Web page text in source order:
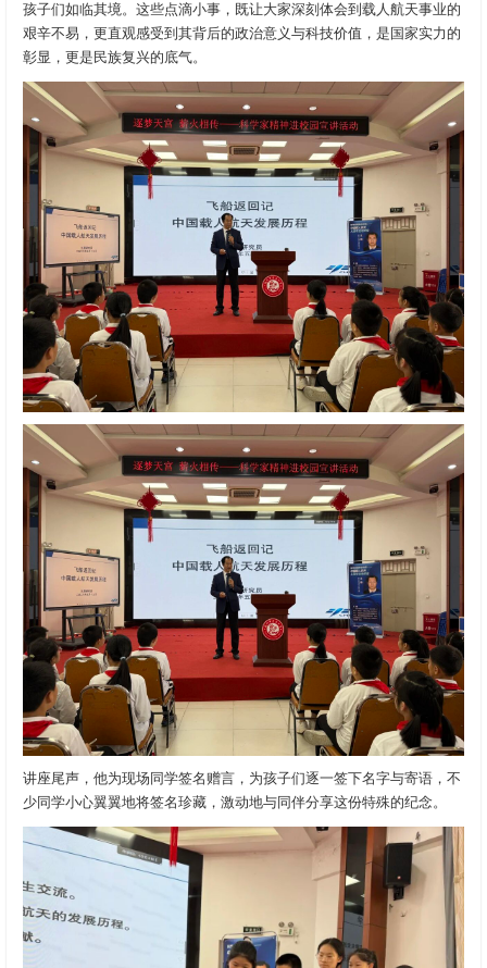
孩子们如临其境。这些点滴小事，既让大家深刻体会到载人航天事业的
艰辛不易，更直观感受到其背后的政治意义与科技价值，是国家实力的
彰显，更是民族复兴的底气。
讲座尾声，他为现场同学签名赠言，为孩子们逐一签下名字与寄语，不
少同学小心翼翼地将签名珍藏，激动地与同伴分享这份特殊的纪念。